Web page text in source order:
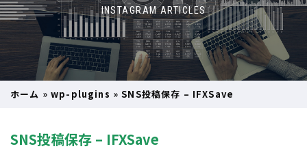
INSTAGRAM ARTICLES
ホーム »wp-plugins »SNS投稿保存 – IFXSave
SNS投稿保存 – IFXSave